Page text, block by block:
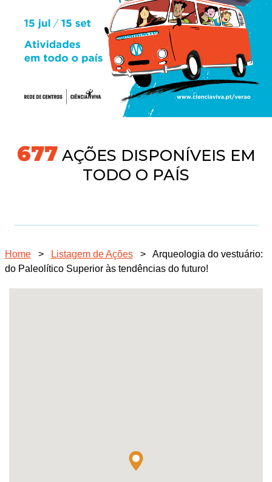
704 AÇÕES DISPONÍVEIS EM
TODO O PAÍS
Home > Listagem de Ações >
Arqueologia do vestuário:
do Paleolítico Superior às tendências do futuro!